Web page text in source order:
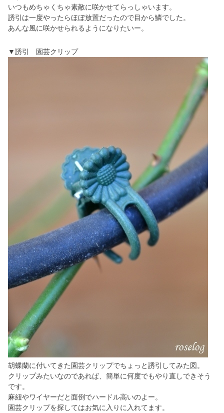
いつもめちゃくちゃ素敵に咲かせてらっしゃいます。
誘引は一度やったらほぼ放置だったので目から鱗でした。
あんな風に咲かせられるようになりたいー。
▼誘引 園芸クリップ
胡蝶蘭に付いてきた園芸クリップでちょっと誘引してみた図。
クリップみたいなのであれば、簡単に何度でもやり直しできそう
です。
麻紐やワイヤーだと面倒でハードル高いのよー。
園芸クリップを探してはお気に入りに入れてます。